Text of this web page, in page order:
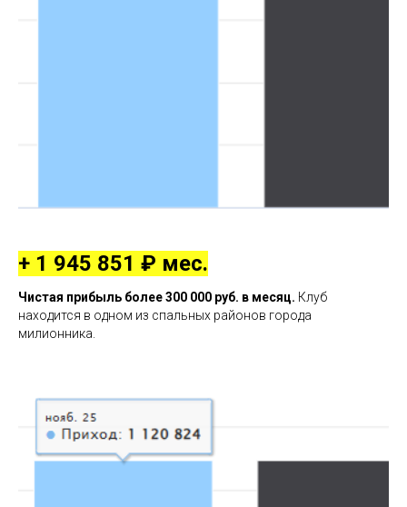
+ 1 945 851 ₽ мес.
Чистая прибыль более 300 000 руб. в месяц. Клуб
находится в одном из спальных районов города
милионника.